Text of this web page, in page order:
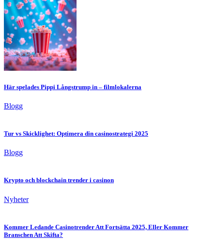
Här spelades Pippi Långstrump in – filmlokalerna
Blogg
Tur vs Skicklighet: Optimera din casinostrategi 2025
Blogg
Krypto och blockchain trender i casinon
Nyheter
Kommer Ledande Casinotrender Att Fortsätta 2025, Eller Kommer
Branschen Att Skifta?